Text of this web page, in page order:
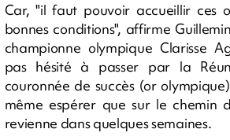
Car, "il faut pouvoir accueillir ces
bonnes conditions", affirme
championne olympique Clarisse
pas hésité à passer par la
couronnée de succès (or
même espérer que sur le chemin
revienne dans quelques semaines.